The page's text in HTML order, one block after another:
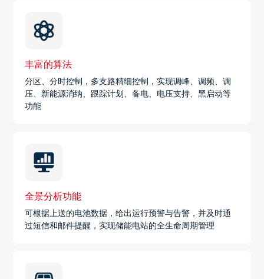
丰富的算法
分区、分时控制，多支路精细控制，实现调峰、调频、调
压、新能源消纳、跟踪计划、备电、电压支持、黑启动等
功能
全景分析功能
可根据上送的电池数据，给出运行预警与告警，并及时通
过短信和邮件提醒，实现储能电站的全生命周期管理